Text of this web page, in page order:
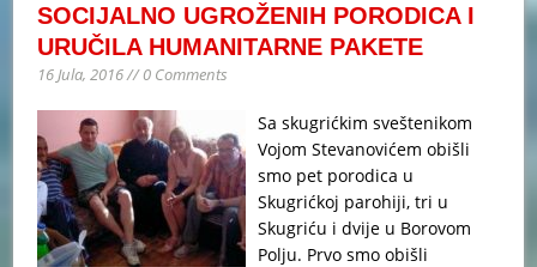
SOCIJALNO UGROŽENIH PORODICA I
URUČILA HUMANITARNE PAKETE
16 Jula, 2016 // 0 Comments
Sa skugrićkim sveštenikom
Vojom Stevanovićem obišli
smo pet porodica u
Skugrićkoj parohiji, tri u
Skugriću i dvije u Borovom
Polju. Prvo smo obišli